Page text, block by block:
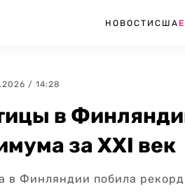
НОВОСТИ США
/ 14:28
в
за XXI век
в Финляндии побила